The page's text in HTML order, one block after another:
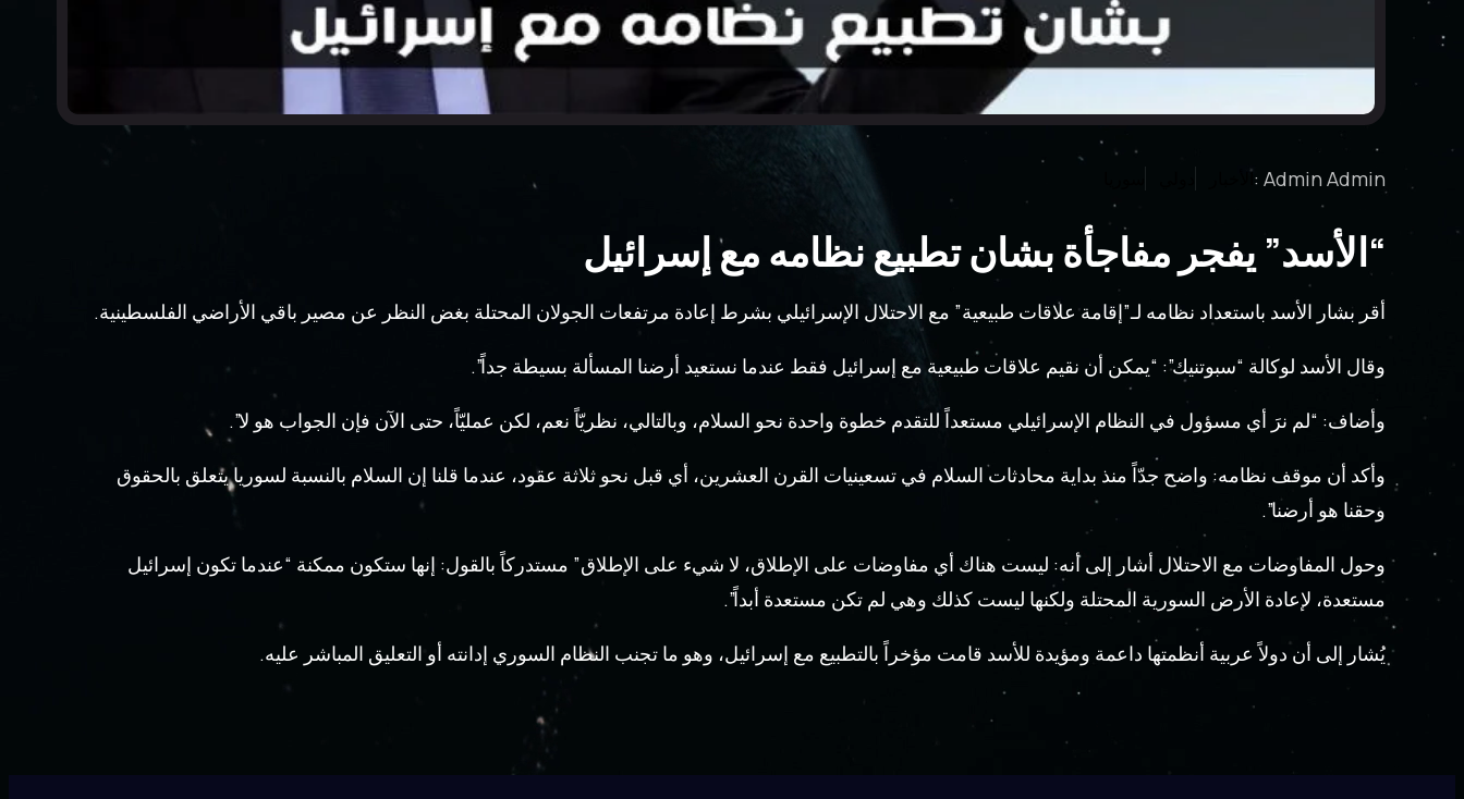
Admin Admin : الأخبار
“الأسد” يفجر مفاجأة بشان تطبيع نظامه مع إسرائيل
أقر بشار الأسد باستعداد نظامه لـ”إقامة علاقات طبيعية” مع الاحتلال اﻹسرائيلي بشرط إعادة مرتفعات الجولان المحتلة بغض النظر عن مصير باقي اﻷراضي الفلسطينية.
وقال الأسد لوكالة “سبوتنيك”: “يمكن أن نقيم علاقات طبيعية مع إسرائيل فقط عندما نستعيد أرضنا المسألة بسيطة جداً”.
وأضاف: “لم نرَ أي مسؤول في النظام الإسرائيلي مستعداً للتقدم خطوة واحدة نحو السلام، وبالتالي، نظريّاً نعم، لكن عمليّاً، حتى الآن فإن الجواب هو لا”.
وأكد أن موقف نظامه: واضح جدّاً منذ بداية محادثات السلام في تسعينيات القرن العشرين، أي قبل نحو ثلاثة عقود، عندما قلنا إن السلام بالنسبة لسوريا يتعلق بالحقوق
وحقنا هو أرضنا”.
وحول المفاوضات مع الاحتلال أشار إلى أنه: ليست هناك أي مفاوضات على الإطلاق، لا شيء على الإطلاق” مستدركاً بالقول: إنها ستكون ممكنة “عندما تكون إسرائيل
مستعدة، لإعادة الأرض السورية المحتلة ولكنها ليست كذلك وهي لم تكن مستعدة أبداً”.
يُشار إلى أن دولاً عربية أنظمتها داعمة ومؤيدة للأسد قامت مؤخراً بالتطبيع مع إسرائيل، وهو ما تجنب النظام السوري إدانته أو التعليق المباشر عليه.